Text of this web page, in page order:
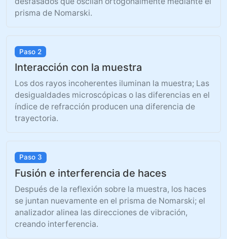
prisma de Nomarski.
Paso 2
Interacción con la muestra
Los dos rayos incoherentes iluminan la muestra; Las
desigualdades microscópicas o las diferencias en el
índice de refracción producen una diferencia de
trayectoria.
Paso 3
Fusión e interferencia de haces
Después de la reflexión sobre la muestra, los haces
se juntan nuevamente en el prisma de Nomarski; el
analizador alinea las direcciones de vibración,
creando interferencia.